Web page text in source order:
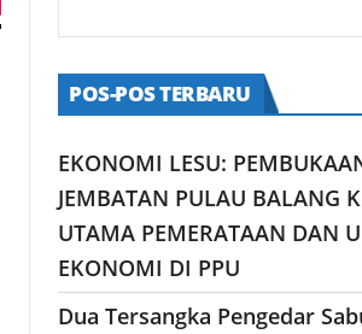
POS-POS TERBARU
EKONOMI LESU:
JEMBATAN PULAU BALANG
UTAMA PEMERATAAN DAN
EKONOMI DI PPU
Dua Tersangka Pengedar